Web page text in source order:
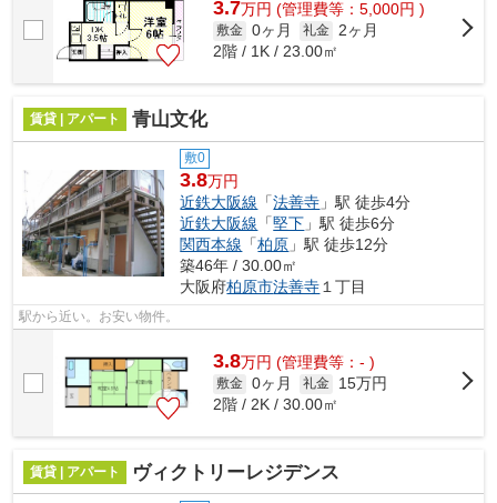
3.7万円 (管理費等：5,000円 )
敷金 0ヶ月 礼金 2ヶ月
2階 / 1K / 23.00㎡
賃貸 | アパート 青山文化
敷0
3.8万円
近鉄大阪線 「法善寺 」駅 徒歩4分
近鉄大阪線 「堅下 」駅 徒歩6分
関西本線 「柏原 」駅 徒歩12分
築46年 / 30.00㎡
大阪府柏原市法善寺 １丁目
駅から近い。お安い物件。
3.8万円 (管理費等：- )
敷金 0ヶ月 礼金
15万円
2階 / 2K / 30.00㎡
賃貸 | アパート ヴィクトリーレジデンス